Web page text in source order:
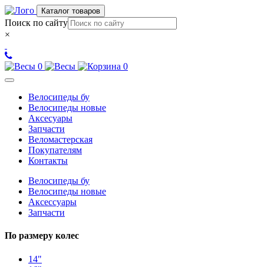
Каталог товаров
Поиск по сайту
×
0 0
Велосипеды бу
Велосипеды новые
Аксесуары
Запчасти
Веломастерская
Покупателям
Контакты
Велосипеды бу
Велосипеды новые
Аксессуары
Запчасти
По размеру колес
14"